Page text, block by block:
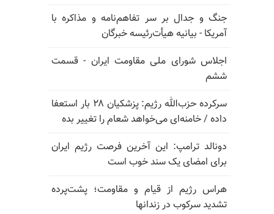
جنگ و جدال بر سر تفاهم‌نامه و مذاکره با
آمریکا - بیانیه هیأت‌رئیسه خبرگان
اجلاس شورای ملی مقاومت ایران - قسمت
ششم
سرکرده حزب‌الله رژیم: پزشکیان ۲۸ بار استعفا
داده / خامنه‌ای می‌خواهد شعام را تغییر بده
دونالد ترامپ: این آخرین فرصت رژیم ایران
برای امضای یک سند خوب است
هراس رژیم از قیام و مقاومت؛ پشت‌پرده
تشدید سرکوب در زندانها